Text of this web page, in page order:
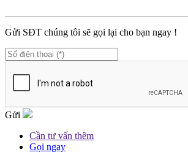
Gửi SĐT chúng tôi sẽ gọi lại cho bạn ngay !
Gửi
Cần tư vấn thêm
Gọi ngay